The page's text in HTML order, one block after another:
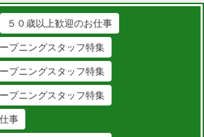
５０歳以上歓迎のお仕事
プニングスタッフ特集
プニングスタッフ特集
プニングスタッフ特集
事